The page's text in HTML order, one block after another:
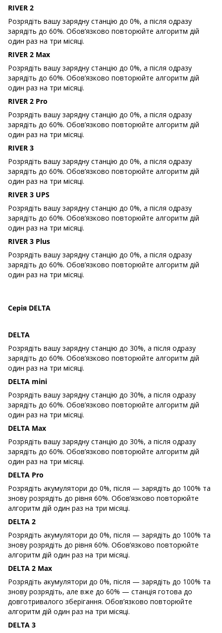
RIVER 2
Розрядіть вашу зарядну станцію до 0%, а після одразу
зарядіть до 60%. Обов’язково повторюйте алгоритм дій
один раз на три місяці.
RIVER 2 Max
Розрядіть вашу зарядну станцію до 0%, а після одразу
зарядіть до 60%. Обов’язково повторюйте алгоритм дій
один раз на три місяці.
RIVER 2 Pro
Розрядіть вашу зарядну станцію до 0%, а після одразу
зарядіть до 60%. Обов’язково повторюйте алгоритм дій
один раз на три місяці.
RIVER 3
Розрядіть вашу зарядну станцію до 0%, а після одразу
зарядіть до 60%. Обов’язково повторюйте алгоритм дій
один раз на три місяці.
RIVER 3 UPS
Розрядіть вашу зарядну станцію до 0%, а після одразу
зарядіть до 60%. Обов’язково повторюйте алгоритм дій
один раз на три місяці.
RIVER 3 Plus
Розрядіть вашу зарядну станцію до 0%, а після одразу
зарядіть до 60%. Обов’язково повторюйте алгоритм дій
один раз на три місяці.
Серія DELTA
DELTA
Розрядіть вашу зарядну станцію до 30%, а після одразу
зарядіть до 60%. Обов’язково повторюйте алгоритм дій
один раз на три місяці.
DELTA mini
Розрядіть вашу зарядну станцію до 30%, а після одразу
зарядіть до 60%. Обов’язково повторюйте алгоритм дій
один раз на три місяці.
DELTA Max
Розрядіть вашу зарядну станцію до 30%, а після одразу
зарядіть до 60%. Обов’язково повторюйте алгоритм дій
один раз на три місяці.
DELTA Pro
Розрядіть акумулятори до 0%, після — зарядіть до 100% та
знову розрядіть до рівня 60%. Обов’язково повторюйте
алгоритм дій один раз на три місяці.
DELTA 2
Розрядіть акумулятори до 0%, після — зарядіть до 100% та
знову розрядіть до рівня 60%. Обов’язково повторюйте
алгоритм дій один раз на три місяці.
DELTA 2 Max
Розрядіть акумулятори до 0%, після — зарядіть до 100% та
знову розрядіть, але вже до 60% — станція готова до
довготривалого зберігання. Обов’язково повторюйте
алгоритм дій один раз на три місяці.
DELTA 3